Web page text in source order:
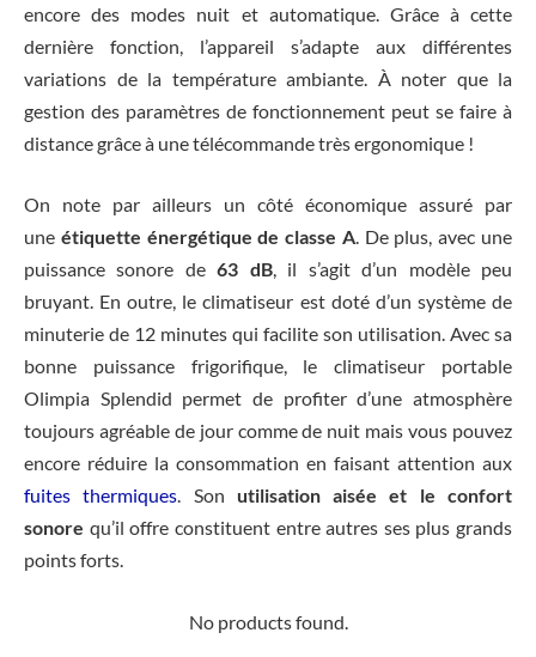
encore des modes nuit et automatique. Grâce à cette
dernière fonction, l’appareil s’adapte aux différentes
variations de la température ambiante. À noter que la
gestion des paramètres de fonctionnement peut se faire à
distance grâce à une télécommande très ergonomique !
On note par ailleurs un côté économique assuré par
une étiquette énergétique de classe A. De plus, avec une
puissance sonore de63 dB, il s’agit d’un modèle peu
bruyant. En outre, le climatiseur est doté d’un système de
minuterie de 12 minutes qui facilite son utilisation. Avec sa
bonne puissance frigorifique, le climatiseur portable
Olimpia Splendid permet de profiter d’une atmosphère
toujours agréable de jour comme de nuit mais vous pouvez
encore réduire la consommation en faisant attention aux
fuites thermiques. Son utilisation aisée et le confort
sonore qu’il offre constituent entre autres ses plus grands
points forts.
No products found.